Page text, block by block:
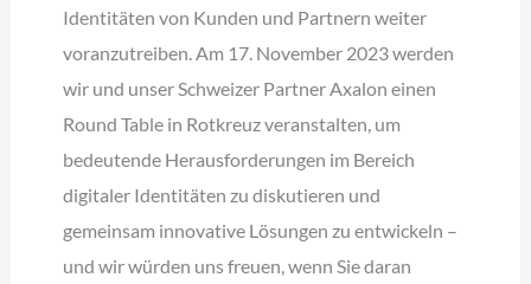
Identitäten von Kunden und Partnern weiter
voranzutreiben. Am 17. November 2023 werden
wir und unser Schweizer Partner Axalon einen
Round Table in Rotkreuz veranstalten, um
bedeutende Herausforderungen im Bereich
digitaler Identitäten zu diskutieren und
gemeinsam innovative Lösungen zu entwickeln –
und wir würden uns freuen, wenn Sie daran